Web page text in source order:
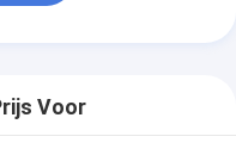
Voor